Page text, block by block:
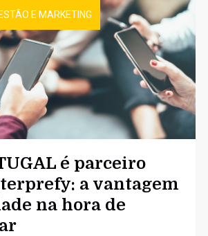
E MARKETING
é parceiro
a vantagem
na hora de